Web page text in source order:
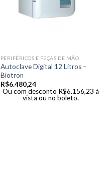
PERIFÉRICOS E PEÇAS DE MÃO
Autoclave Digital 12 Litros –
Biotron
R$6.480,24
Ou com desconto R$6.156,23 à
vista ou no boleto.